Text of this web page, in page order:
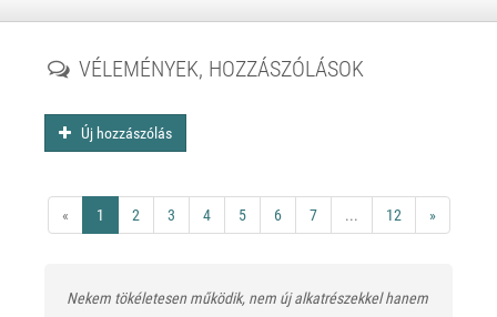
VÉLEMÉNYEK, HOZZÁSZÓLÁSOK
Új hozzászólás
« 1 2 3 4 5 6 7 ... 12 »
Nekem tökéletesen működik, nem új alkatrészekkel hanem